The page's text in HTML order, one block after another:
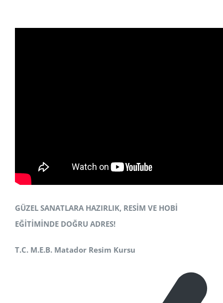
GÜZEL SANATLARA HAZIRLIK, RESİM VE HOBİ
EĞİTİMİNDE DOĞRU ADRES!
T.C. M.E.B. Matador Resim Kursu